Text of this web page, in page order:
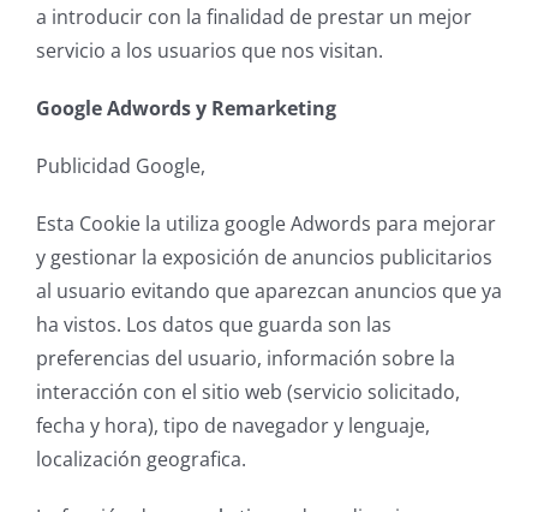
a introducir con la finalidad de prestar un mejor
servicio a los usuarios que nos visitan.
Google Adwords y Remarketing
Publicidad Google,
Esta Cookie la utiliza google Adwords para mejorar
y gestionar la exposición de anuncios publicitarios
al usuario evitando que aparezcan anuncios que ya
ha vistos. Los datos que guarda son las
preferencias del usuario, información sobre la
interacción con el sitio web (servicio solicitado,
fecha y hora), tipo de navegador y lenguaje,
localización geografica.